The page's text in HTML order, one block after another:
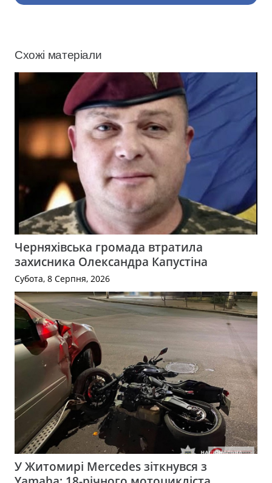
Схожі матеріали
Черняхівська громада втратила
захисника Олександра Капустіна
Субота, 8 Серпня, 2026
У Житомирі Mercedes зіткнувся з